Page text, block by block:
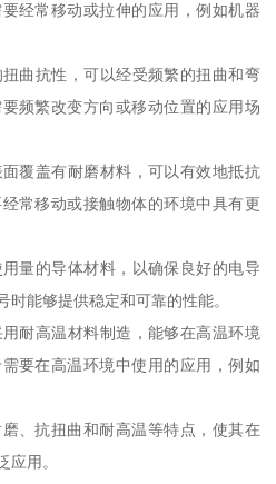
经常移动或拉伸的应用，例如机器
曲抗性，可以经受频繁的扭曲和弯
频繁改变方向或移动位置的应用场
覆盖有耐磨材料，可以有效地抵抗
常移动或接触物体的环境中具有更
量的导体材料，以确保良好的电导
能够提供稳定和可靠的性能。
耐高温材料制造，能够在高温环境
要在高温环境中使用的应用，例如
、抗扭曲和耐高温等特点，使其在
应用。